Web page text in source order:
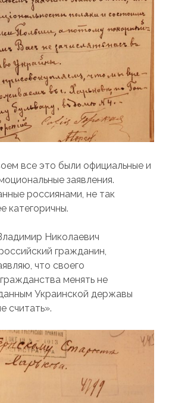
все это были официальные и
заявления.
россиянами, не так
категоричны.
Николаевич
гражданин,
что своего
менять не
Украинской державы
считать».